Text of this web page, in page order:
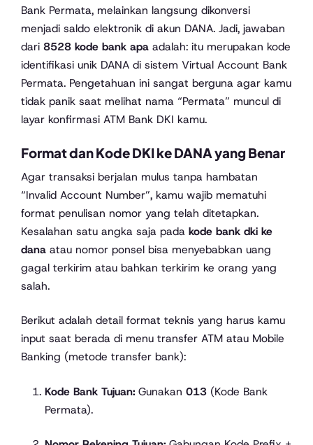
Bank Permata, melainkan langsung dikonversi
menjadi saldo elektronik di akun DANA. Jadi, jawaban
dari 8528 kode bank apa adalah: itu merupakan kode
identifikasi unik DANA di sistem Virtual Account Bank
Permata. Pengetahuan ini sangat berguna agar kamu
tidak panik saat melihat nama “Permata” muncul di
layar konfirmasi ATM Bank DKI kamu.
Format dan Kode DKI ke DANA yang Benar
Agar transaksi berjalan mulus tanpa hambatan
“Invalid Account Number”, kamu wajib mematuhi
format penulisan nomor yang telah ditetapkan.
Kesalahan satu angka saja pada kode bank dki ke
dana atau nomor ponsel bisa menyebabkan uang
gagal terkirim atau bahkan terkirim ke orang yang
salah.
Berikut adalah detail format teknis yang harus kamu
input saat berada di menu transfer ATM atau Mobile
Banking (metode transfer bank):
Kode Bank Tujuan:Gunakan 013(Kode Bank
Permata).